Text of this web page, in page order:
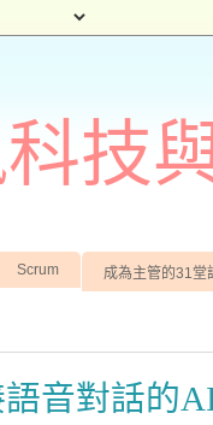
技
Scrum 成為主管的31堂
音對話的